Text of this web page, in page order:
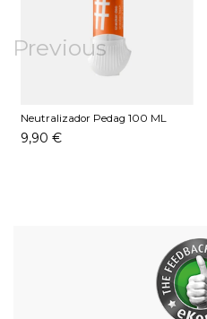
Previous
Neutralizador Pedag 100 ML
9,90 €